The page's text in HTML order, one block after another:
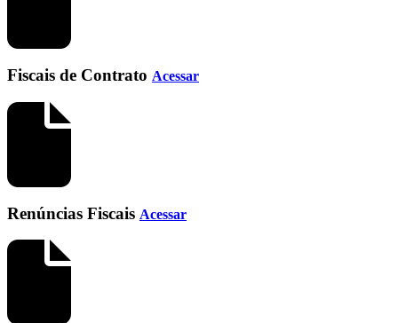
Fiscais de Contrato Acessar
Renúncias Fiscais Acessar